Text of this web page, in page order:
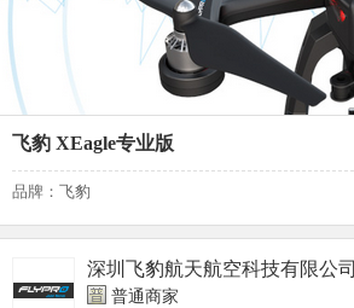
飞豹 XEagle专业版
品牌：飞豹
深圳飞豹航天航空科技有限公司
普通商家